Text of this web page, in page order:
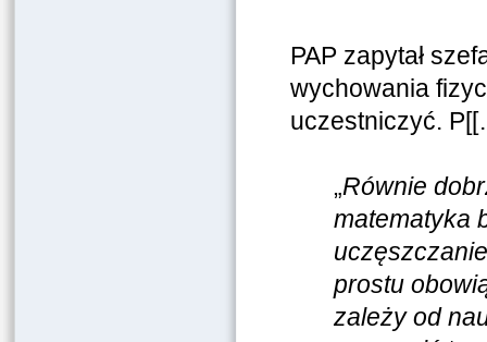
PAP zapytał
wychowania
uczestniczyć.
„Równie
matematyka
prostu
zależy od